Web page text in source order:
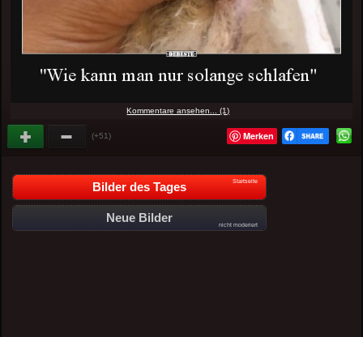
Kommentare ansehen... (1)
(+51) Merken
Bilder des Tages Startseite
Neue Bilder
nicht moderiert